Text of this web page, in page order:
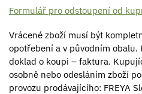
Formulář pro odstoupení od
Vrácené zboží musí být
opotřebení a v původním obalu.
doklad o koupi – faktura.
osobně nebo odesláním zboží
provozu prodávajícího: FREYA